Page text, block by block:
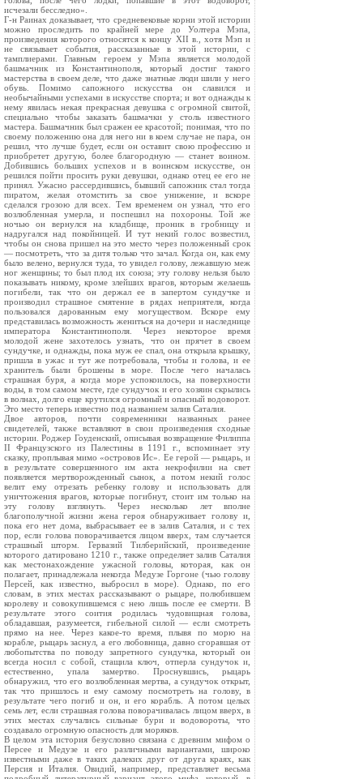
исчезали бесследно».
Г-н Раинах доказывает, что средневековые корни этой истории
можно проследить по крайней мере до Уолтера Мэпа,
произведения которого относятся к концу XII в., хотя Мэп и
не связывает события, рассказанные в этой истории, с
тамплиерами. Главным героем у Мэпа является молодой
башмачник из Константинополя, который достиг такого
мастерства в своем деле, что даже знатные люди шили у него
обувь. Помимо сапожного искусства он славился и
необычайными успехами в искусстве спорта; и вот однажды к
нему явилась некая прекрасная девушка с огромной свитой,
специально чтобы заказать башмачки у столь известного
мастера. Башмачник был сражен ее красотой; понимая, что по
своему положению она для него ни в коем случае не пара, он
решил, что лучше будет, если он оставит свою профессию и
приобретет другую, более благородную — станет воином.
Добившись больших успехов и в воинском искусстве, он
решился пойти просить руки девушки, однако отец ее его не
принял. Ужасно рассердившись, бывший сапожник стал тогда
пиратом, желая отомстить за свое унижение, и вскоре
сделался грозою для всех. Тем временем он узнал, что его
возлюбленная умерла, и поспешил на похороны. Той же
ночью он вернулся на кладбище, проник в гробницу и
надругался над покойницей. И тут некий голос возвестил,
чтобы он снова пришел на это место через положенный срок
— посмотреть, что за дитя только что зачал. Когда он, как ему
было велено, вернулся туда, то увидел голову, лежавшую меж
ног женщины; то был плод их союза; эту голову нельзя было
показывать никому, кроме злейших врагов, которым желаешь
погибели, так что он держал ее в запертом сундучке и
производил страшное смятение в рядах неприятеля, когда
пользовался дарованным ему могуществом. Вскоре ему
представилась возможность жениться на дочери и наследнице
императора Константинополя. Через некоторое время
молодой жене захотелось узнать, что он прячет в своем
сундучке, и однажды, пока муж ее спал, она открыла крышку,
пришла в ужас и тут же потребовала, чтобы и голова, и ее
хранитель были брошены в море. После чего началась
страшная буря, а когда море успокоилось, на поверхности
воды, в том самом месте, где сундучок и его хозяин скрылись
в волнах, долго еще крутился огромный и опасный водоворот.
Это место теперь известно под названием залив Саталия.
Двое авторов, почти современники названных ранее
свидетелей, также вставляют в свои произведения сходные
истории. Роджер Гоуденский, описывая возвращение Филиппа
II Французского из Палестины в 1191 г., вспоминает эту
сказку, проплывая мимо «островов Ис». Ее герой — рыцарь, и
в результате совершенного им акта некрофилии на свет
появляется мертворожденный сынок, а потом некий голос
велит ему отрезать ребенку голову и использовать для
уничтожения врагов, которые погибнут, стоит им только на
эту голову взглянуть. Через несколько лет вполне
благополучной жизни жена героя обнаруживает голову и,
пока его нет дома, выбрасывает ее в залив Саталия, и с тех
пор, если голова поворачивается лицом вверх, там случается
страшный шторм. Гервазий Тилберийский, произведение
которого датировано 1210 г., также определяет залив Саталия
как местонахождение ужасной головы, которая, как он
полагает, принадлежала некогда Медузе Горгоне (чью голову
Персей, как известно, выбросил в море). Однако, по его
словам, в этих местах рассказывают о рыцаре, полюбившем
королеву и совокупившемся с нею лишь после ее смерти. В
результате этого соития родилась чудовищная голова,
обладавшая, разумеется, гибельной силой — если смотреть
прямо на нее. Через какое-то время, плывя по морю на
корабле, рыцарь заснул, а его любовница, давно сгоравшая от
любопытства по поводу запретного сундучка, который он
всегда носил с собой, стащила ключ, отперла сундучок и,
естественно, упала замертво. Проснувшись, рыцарь
обнаружил, что его возлюбленная мертва, а сундучок открыт,
так что пришлось и ему самому посмотреть на голову, в
результате чего погиб и он, и его корабль. А потом целых
семь лет, если страшная голова поворачивалась лицом вверх, в
этих местах случались сильные бури и водовороты, что
создавало огромную опасность для моряков.
В целом эта история безусловно связана с древним мифом о
Персее и Медузе и его различными вариантами, широко
известными даже в таких далеких друг от друга краях, как
Персия и Италия. Овидий, например, представляет весьма